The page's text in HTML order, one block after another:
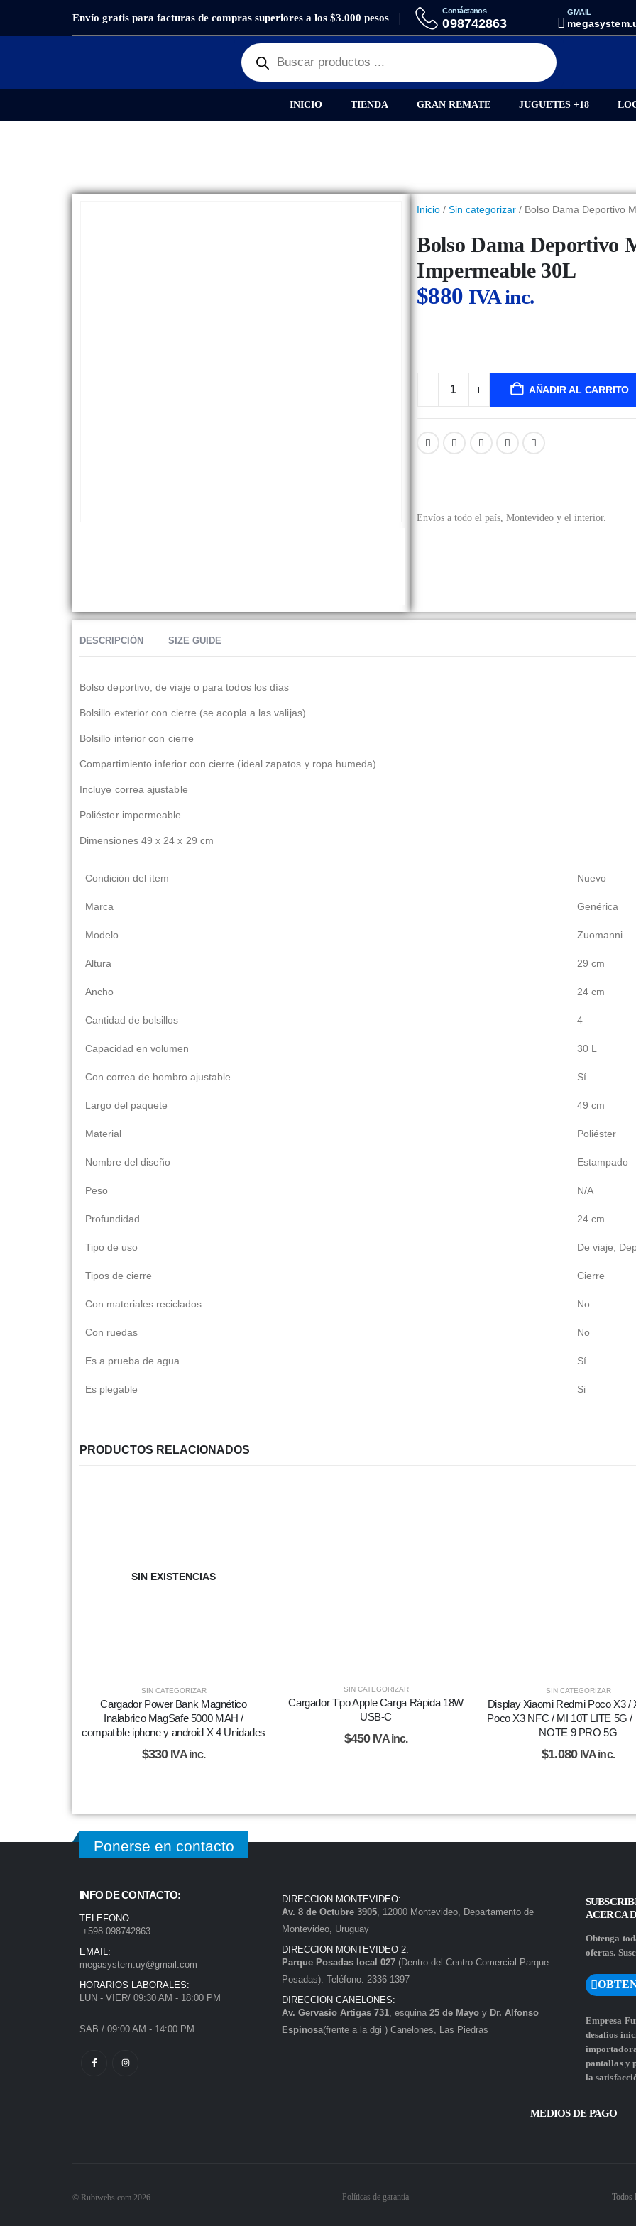
Envío gratis para facturas de compras superiores a los $3.000 pesos
Contáctanos
098742863
GMAIL
INICIO TIENDA GRAN REMATE JUGUETES +18
PRODUCTOSSIN CATEGORIZAR BOLSO DAMA DEPORTIVO MULTIFUNCIÓN VIAJE IMPERMEABLE 30L
Inicio/ Sin categorizar/ Bolso Dama Deportivo
Bolso Dama Deportivo
Impermeable 30L
$880 IVA inc.
AÑADIR AL CARRITO
Envíos a todo el país, Montevideo y el interior.
DESCRIPCIÓN SIZE GUIDE
Bolso deportivo, de viaje o para todos los días
Bolsillo exterior con cierre (se acopla a las valijas)
Bolsillo interior con cierre
Compartimiento inferior con cierre (ideal zapatos y ropa humeda)
Incluye correa ajustable
Poliéster impermeable
Dimensiones 49 x 24 x 29 cm
Condición del ítem Nuevo
Marca Genérica
Modelo Zuomanni
Altura 29 cm
Ancho 24 cm
Cantidad de bolsillos 4
Capacidad en volumen 30 L
Con correa de hombro ajustable Sí
Largo del paquete 49 cm
Material Poliéster
Nombre del diseño Estampado
Peso N/A
Profundidad 24 cm
Tipo de uso De viaje,
Tipos de cierre Cierre
Con materiales reciclados No
Con ruedas No
Es a prueba de agua Sí
Es plegable Si
PRODUCTOS RELACIONADOS
SIN EXISTENCIAS
SIN CATEGORIZAR
Cargador Power Bank Magnético
Inalabrico MagSafe 5000 MAH /
compatible iphone y android X 4 Unidades
$330 IVA inc.
SIN CATEGORIZAR
Cargador Tipo Apple Carga Rápida 18W
USB-C
$450 IVA inc.
SIN CATEGORIZAR
Display Xiaomi Redmi Poco X3 /
Poco X3 NFC / MI 10T LITE 5G /
NOTE 9 PRO 5G
$1.080 IVA inc.
Ponerse en contacto
INFO DE CONTACTO:
TELEFONO:
+598 098742863
EMAIL:
megasystem.uy@gmail.com
HORARIOS LABORALES:
LUN - VIER/ 09:30 AM - 18:00 PM
SAB / 09:00 AM - 14:00 PM
DIRECCION MONTEVIDEO:
Av. 8 de Octubre 3905 , 12000 Montevideo, Departamento de
Montevideo, Uruguay
DIRECCION MONTEVIDEO 2:
Parque Posadas local 027 (Dentro del Centro Comercial Parque
Posadas). Teléfono: 2336 1397
DIRECCION CANELONES:
Av. Gervasio Artigas 731 , esquina 25 de Mayo y Dr. Alfonso
Espinosa(frente a la dgi ) Canelones, Las Piedras
ACERCA
Obtenga
ofertas.
Empresa
desafíos
pantallas y
la
MEDIOS DE PAGO
© Rubiwebs.com 2026. Políticas de garantía Todos